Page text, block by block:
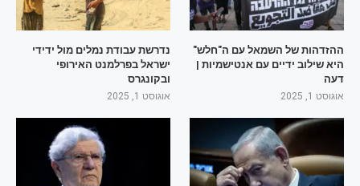
ההזדהות של השמאל עם ה"חלש"
היא שילוב ידיים עם אנטישמיות |
דעה
אוגוסט 1, 2025
נדרשת עבודת נמלים מול ידידי
ישראל בפרלמנט האירופי
ובקונגרס
אוגוסט 1, 2025